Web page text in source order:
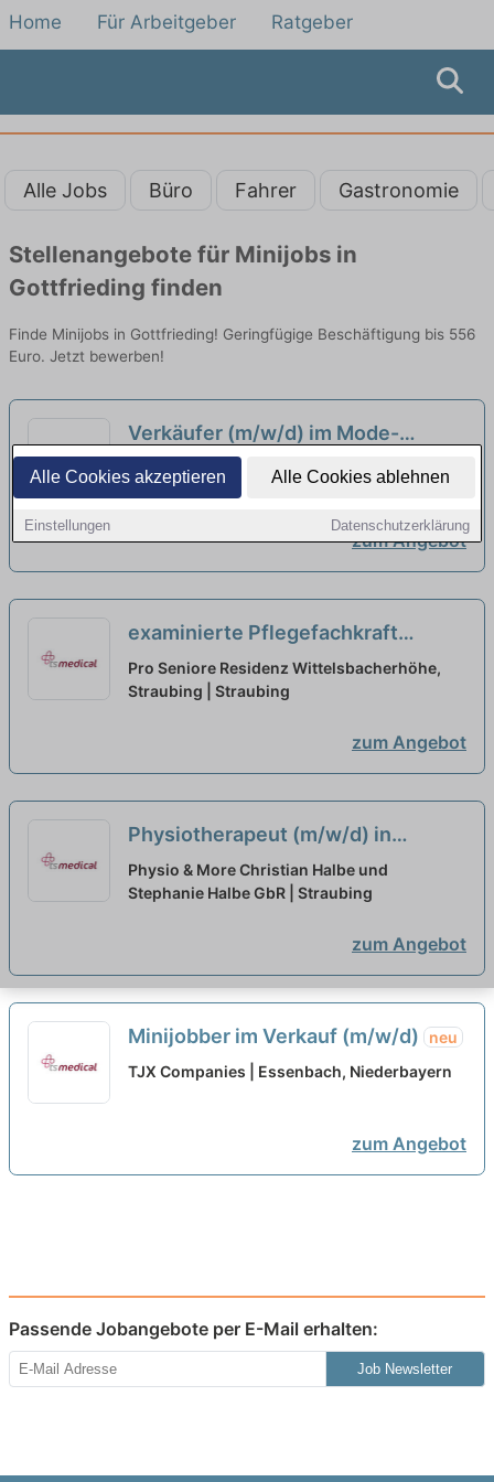
Alle Cookies akzeptieren Alle Cookies ablehnen
Einstellungen Datenschutzerklärung
Home Für Arbeitgeber Ratgeber
Alle Jobs Büro Fahrer Gastronomie
Stellenangebote für Minijobs in
Gottfrieding finden
Finde Minijobs in Gottfrieding! Geringfügige Beschäftigung bis 556
Euro. Jetzt bewerben!
Verkäufer (m/w/d) im Mode-
Einzelhandel auf Minijob-Basis
Anton Dörfler Lederwaren GmbH | Landshut
zum Angebot
examinierte Pflegefachkraft
(Minijob) neu
Pro Seniore Residenz Wittelsbacherhöhe,
Straubing | Straubing
zum Angebot
Physiotherapeut (m/w/d) in
Vollzeit, Teilzeit oder Minijob - mit
Mentoring & ganzheitlichem
Physio & More Christian Halbe und
Stephanie Halbe GbR | Straubing
zum Angebot
Minijobber im Verkauf (m/w/d)
neu
TJX Companies | Essenbach, Niederbayern
zum Angebot
Passende Jobangebote per E-Mail erhalten:
Job Newsletter